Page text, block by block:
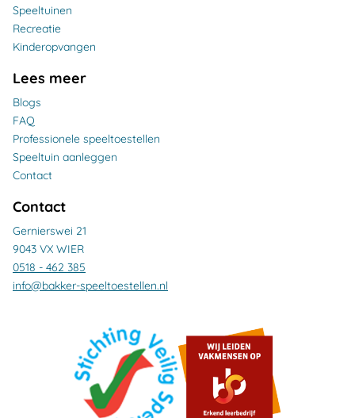
Speeltuinen
Recreatie
Kinderopvangen
Lees meer
Blogs
FAQ
Professionele speeltoestellen
Speeltuin aanleggen
Contact
Contact
Gernierswei 21
9043 VX WIER
0518 - 462 385
info@bakker-speeltoestellen.nl